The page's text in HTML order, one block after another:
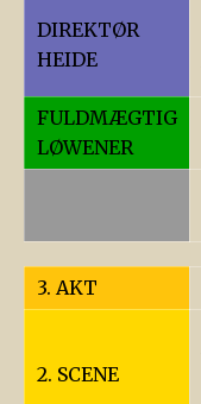
DIREKTØR
HEIDE
FULDMÆGTIG
LØWENER
3. AKT
2. SCENE